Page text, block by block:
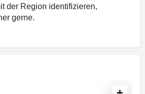
der Region identifizieren,
gerne.